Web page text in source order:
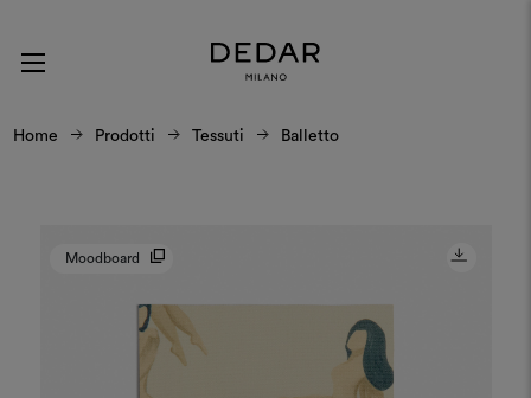
Home Prodotti Tessuti Balletto
Moodboard